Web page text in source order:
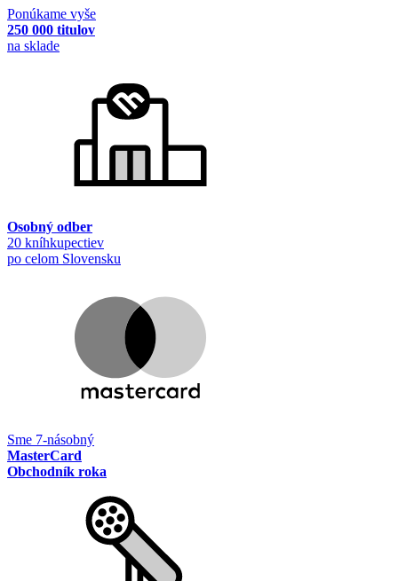
Ponúkame vyše
250 000 titulov
na sklade
Osobný odber
20 kníhkupectiev
po celom Slovensku
Sme 7-násobný
MasterCard
Obchodník roka